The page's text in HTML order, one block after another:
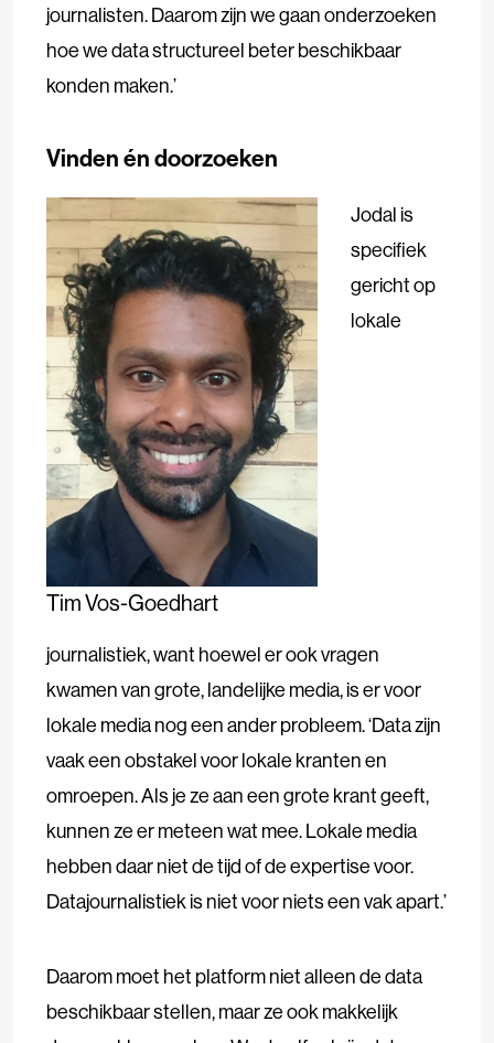
journalisten. Daarom zijn we gaan onderzoeken
hoe we data structureel beter beschikbaar
konden maken.’
Vinden én doorzoeken
Tim Vos-Goedhart
Jodal is
specifiek
gericht op
lokale
journalistiek, want hoewel er ook vragen
kwamen van grote, landelijke media, is er voor
lokale media nog een ander probleem. ‘Data zijn
vaak een obstakel voor lokale kranten en
omroepen. Als je ze aan een grote krant geeft,
kunnen ze er meteen wat mee. Lokale media
hebben daar niet de tijd of de expertise voor.
Datajournalistiek is niet voor niets een vak apart.’
Daarom moet het platform niet alleen de data
beschikbaar stellen, maar ze ook makkelijk